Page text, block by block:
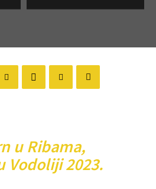
u Ribama,
Vodoliji 2023.